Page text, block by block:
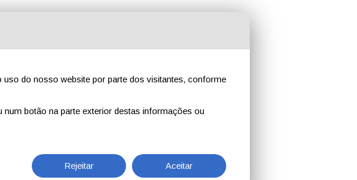
do nosso website por parte dos visitantes, conforme
botão na parte exterior destas informações ou
Rejeitar Aceitar